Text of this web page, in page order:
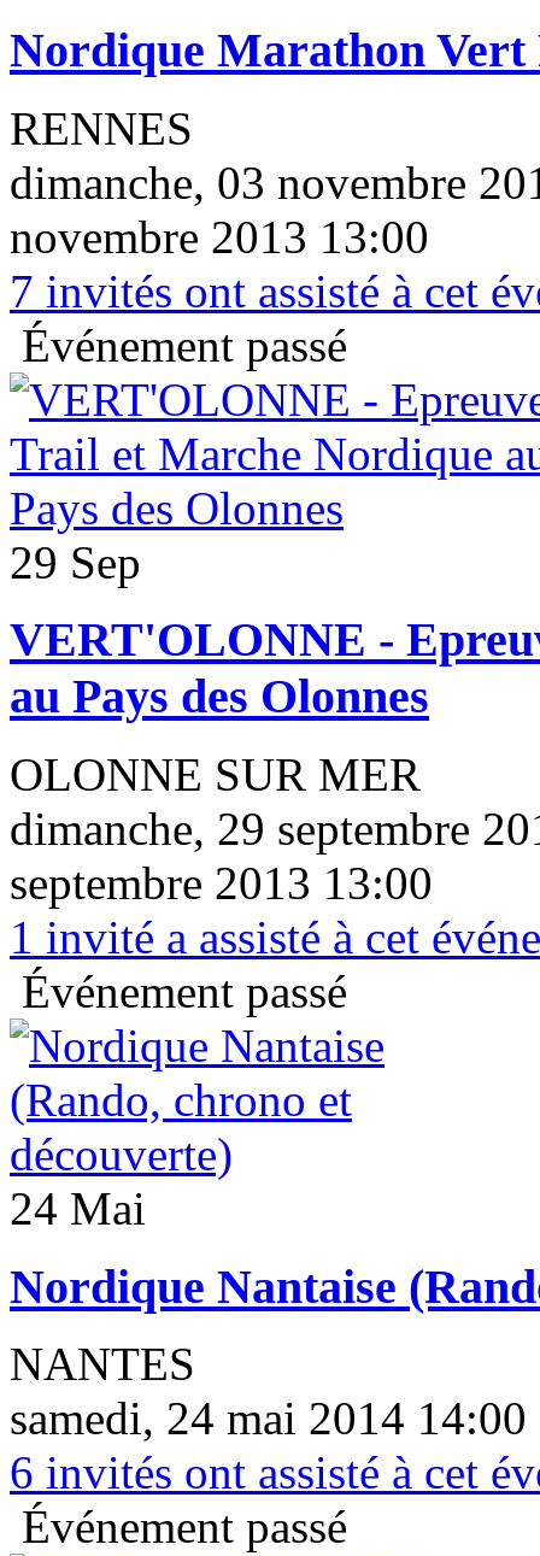
Nordique Marathon Vert
RENNES
dimanche, 03 novembre
novembre 2013 13:00
7 invités ont assisté à cet
Événement passé
29 Sep
VERT'OLONNE -
au Pays des Olonnes
OLONNE SUR MER
dimanche, 29 septembre
septembre 2013 13:00
1 invité a assisté à cet
Événement passé
24 Mai
Nordique Nantaise
NANTES
samedi, 24 mai 2014
6 invités ont assisté à cet
Événement passé